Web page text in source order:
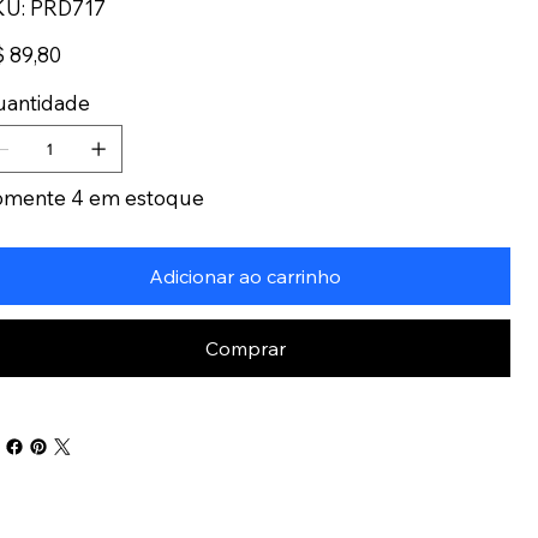
PRD717
PRD717
89,80
4 em estoque
Adicionar ao carrinho
Comprar